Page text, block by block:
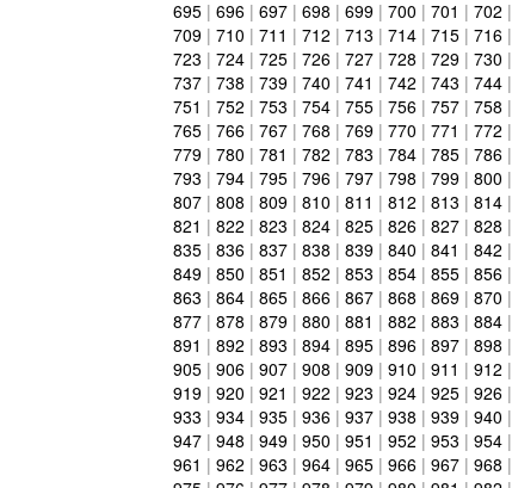
695| 696| 697| 698 | 699| 700 | 701 | 702 |
709| 710 | 711 | 712 | 713 | 714| 715| 716|
723 | 724| 725| 726| 727| 728 | 729| 730 |
737| 738 | 739| 740 | 741 | 742 | 743 | 744|
751 | 752 | 753 | 754| 755| 756| 757| 758 |
765| 766| 767| 768 | 769| 770 | 771 | 772 |
779| 780 | 781 | 782 | 783 | 784| 785| 786|
793 | 794| 795| 796| 797| 798 | 799| 800 |
807| 808 | 809| 810 | 811 | 812 | 813 | 814|
821 | 822 | 823 | 824| 825| 826| 827| 828 |
835| 836| 837| 838 | 839| 840 | 841 | 842 |
849| 850 | 851 | 852 | 853 | 854| 855| 856|
863 | 864| 865| 866| 867| 868 | 869| 870 |
877| 878 | 879| 880 | 881 | 882 | 883 | 884|
891 | 892 | 893 | 894| 895| 896| 897| 898 |
905| 906| 907| 908 | 909| 910 | 911 | 912 |
919| 920 | 921 | 922 | 923 | 924| 925| 926|
933 | 934| 935| 936| 937| 938 | 939| 940 |
947| 948 | 949| 950 | 951 | 952 | 953 | 954|
961 | 962 | 963 | 964| 965| 966| 967| 968 |